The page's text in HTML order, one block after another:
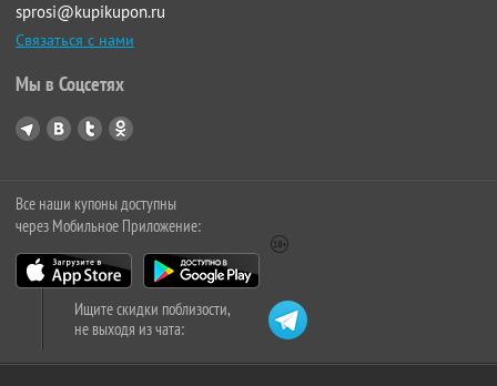
sprosi@kupikupon.ru
Связаться с нами
Мы в Соцсетях
Все наши купоны доступны
через Мобильное Приложение:
Ищите скидки поблизости,
не выходя из чата: